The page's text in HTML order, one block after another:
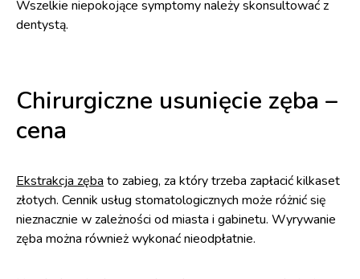
Wszelkie niepokojące symptomy należy skonsultować z
dentystą.
Chirurgiczne usunięcie zęba –
cena
Ekstrakcja zęba to zabieg, za który trzeba zapłacić kilkaset
złotych. Cennik usług stomatologicznych może różnić się
nieznacznie w zależności od miasta i gabinetu. Wyrywanie
zęba można również wykonać nieodpłatnie.